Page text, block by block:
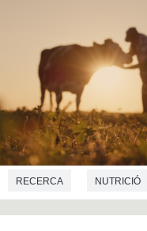
RECERCA NUTRICIÓ